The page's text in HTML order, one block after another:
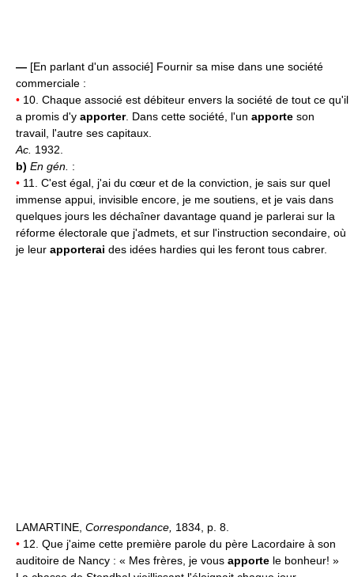
— [En parlant d'un associé] Fournir sa mise dans une société
commerciale :
• 10. Chaque associé est débiteur envers la société de tout ce qu'il
a promis d'y apporter. Dans cette société, l'un apporte son
travail, l'autre ses capitaux.
Ac. 1932.
b) En gén. :
• 11. C'est égal, j'ai du cœur et de la conviction, je sais sur quel
immense appui, invisible encore, je me soutiens, et je vais dans
quelques jours les déchaîner davantage quand je parlerai sur la
réforme électorale que j'admets, et sur l'instruction secondaire, où
je leur apporterai des idées hardies qui les feront tous cabrer.
LAMARTINE, Correspondance, 1834, p. 8.
• 12. Que j'aime cette première parole du père Lacordaire à son
auditoire de Nancy : « Mes frères, je vous apporte le bonheur! »